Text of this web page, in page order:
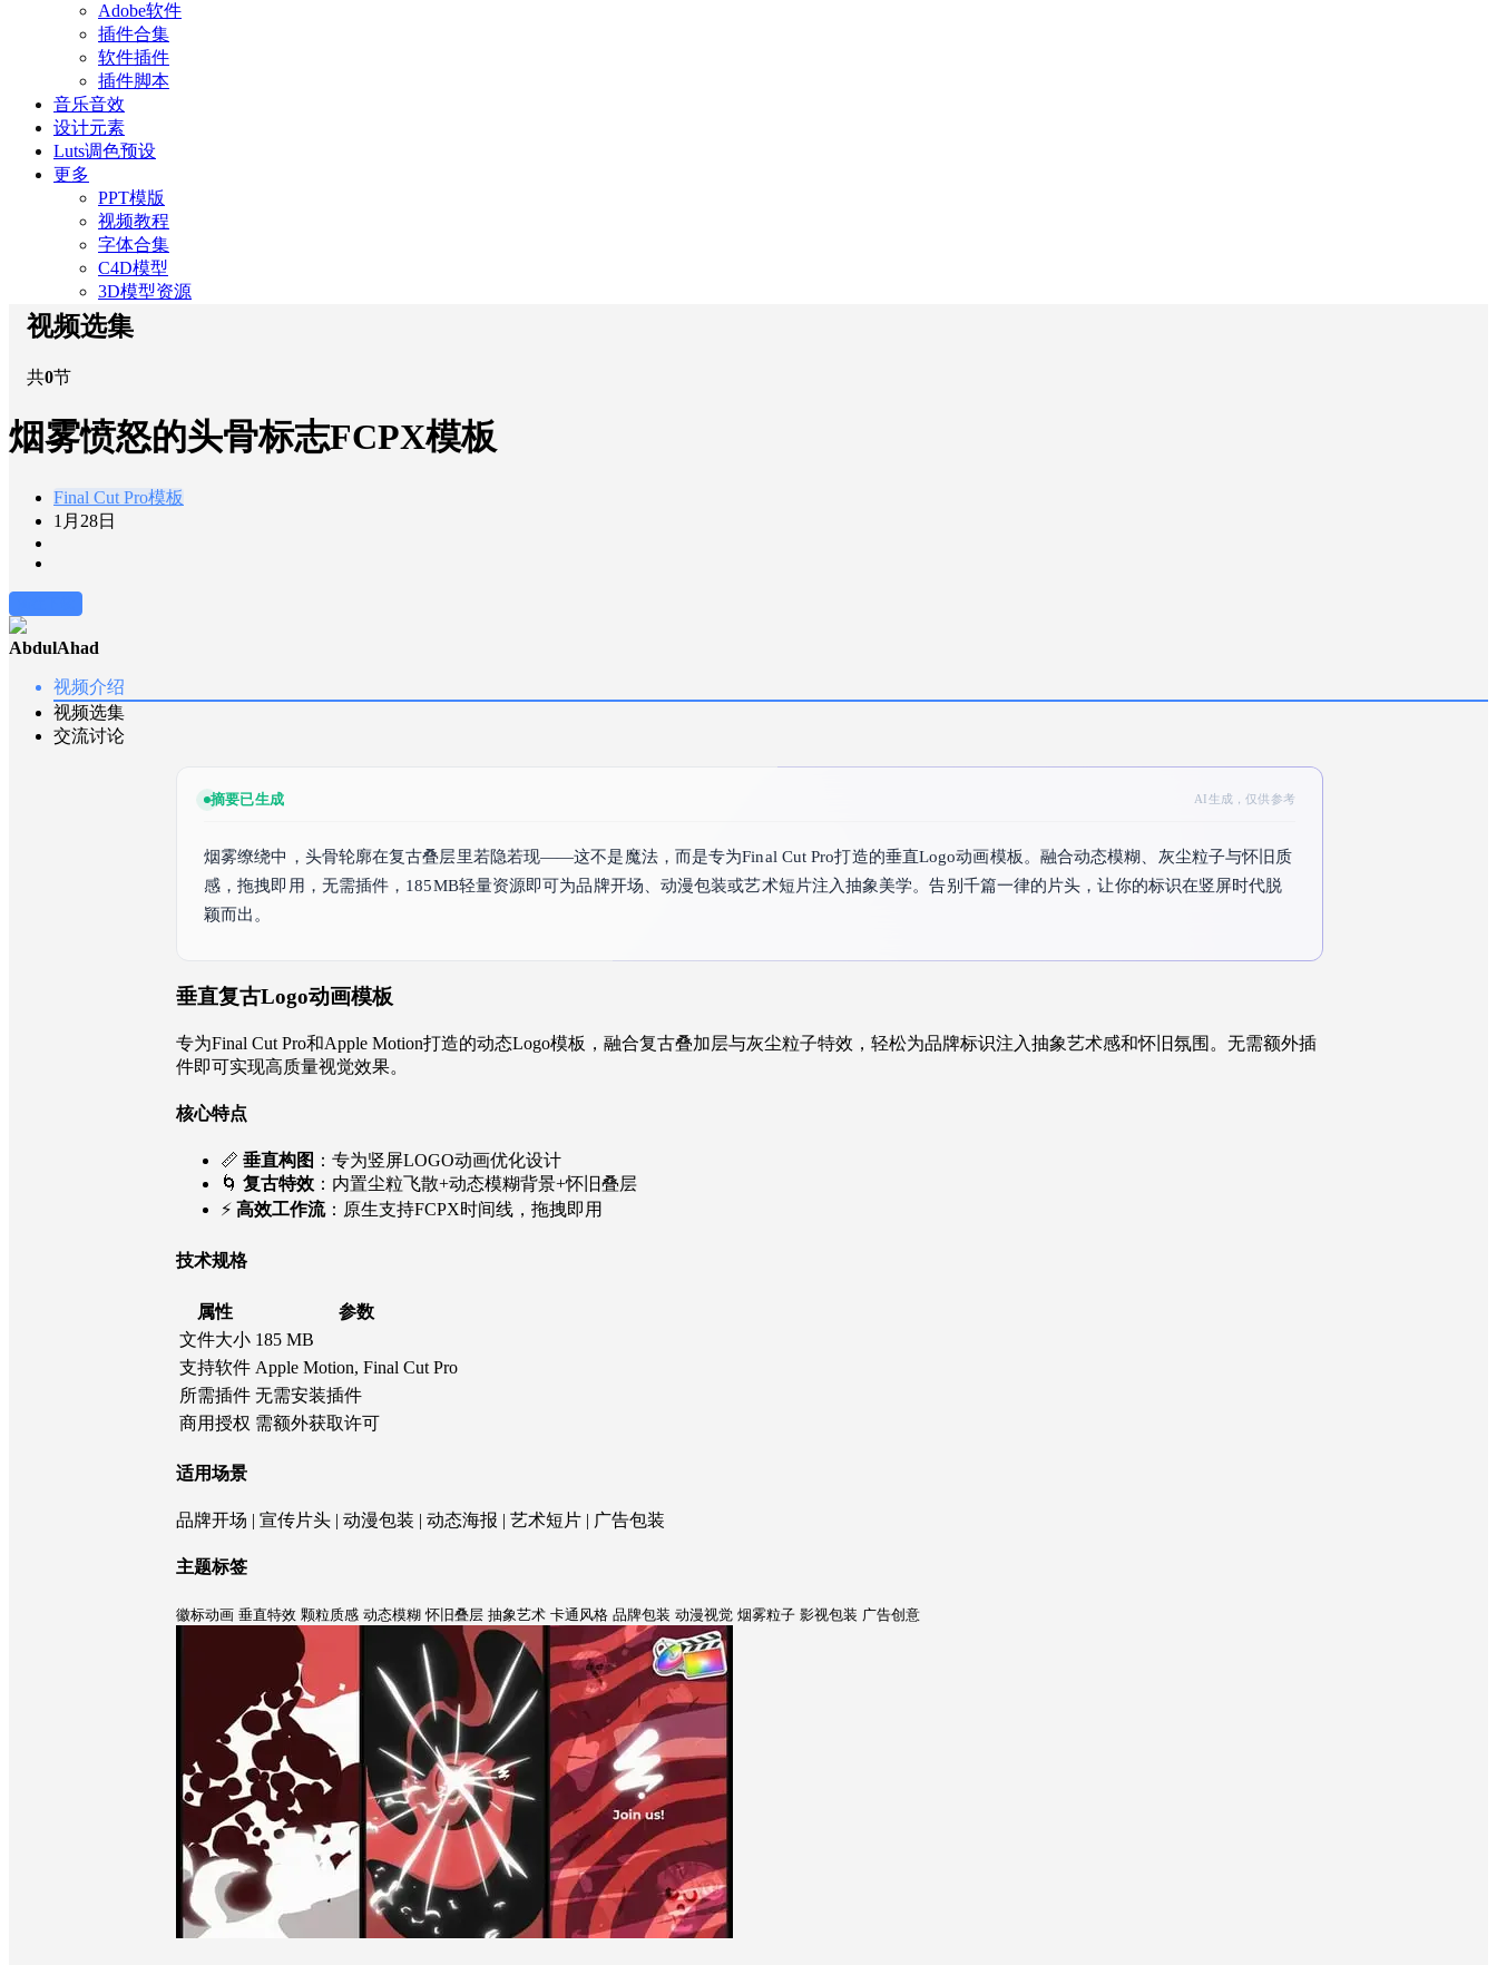
Adobe软件
插件合集
软件插件
插件脚本
音乐音效
设计元素
Luts调色预设
更多
PPT模版
视频教程
字体合集
C4D模型
3D模型资源
视频选集
共0节
烟雾愤怒的头骨标志FCPX模板
Final Cut Pro模板
1月28日
AbdulAhad
视频介绍
视频选集
交流讨论
摘要已生成 AI生成，仅供参考
烟雾缭绕中，头骨轮廓在复古叠层里若隐若现——这不是魔法，而是专为Final Cut Pro打造的垂直Logo动画模板。融合动态模糊、灰尘粒子与怀旧质
感，拖拽即用，无需插件，185MB轻量资源即可为品牌开场、动漫包装或艺术短片注入抽象美学。告别千篇一律的片头，让你的标识在竖屏时代脱
颖而出。
垂直复古Logo动画模板
专为Final Cut Pro和Apple Motion打造的动态Logo模板，融合复古叠加层与灰尘粒子特效，轻松为品牌标识注入抽象艺术感和怀旧氛围。无需额外插
件即可实现高质量视觉效果。
核心特点
📏 垂直构图 ：专为竖屏LOGO动画优化设计
🌀 复古特效 ：内置尘粒飞散+动态模糊背景+怀旧叠层
⚡️ 高效工作流：原生支持FCPX时间线，拖拽即用
技术规格
属性
参数
文件大小 185 MB
支持软件 Apple Motion, Final Cut Pro
所需插件 无需安装插件
商用授权 需额外获取许可
适用场景
品牌开场 | 宣传片头 | 动漫包装 | 动态海报 | 艺术短片 | 广告包装
主题标签
徽标动画 垂直特效 颗粒质感 动态模糊 怀旧叠层 抽象艺术 卡通风格 品牌包装 动漫视觉 烟雾粒子 影视包装 广告创意